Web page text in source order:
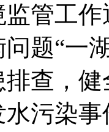
管工
题“一
查，
污染